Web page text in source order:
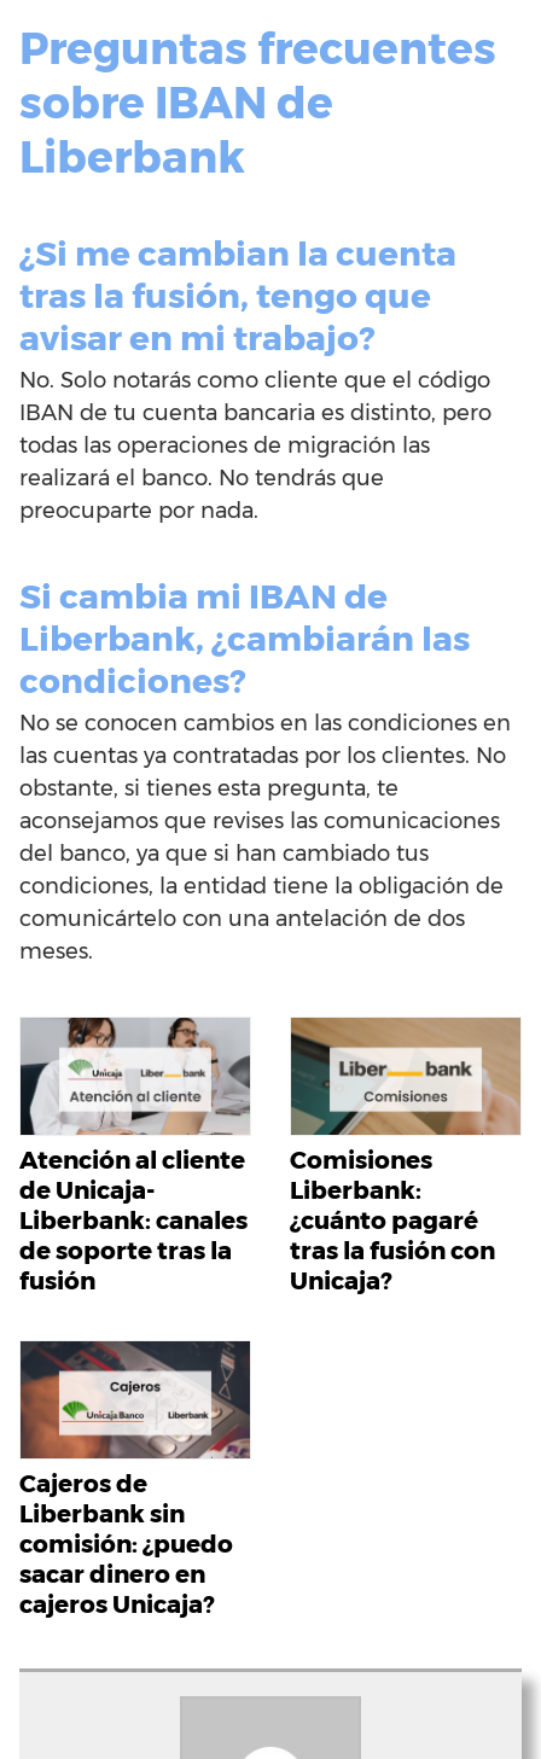
Preguntas frecuentes
sobre IBAN de
Liberbank
¿Si me cambian la cuenta
tras la fusión, tengo que
avisar en mi trabajo?
No. Solo notarás como cliente que el código
IBAN de tu cuenta bancaria es distinto, pero
todas las operaciones de migración las
realizará el banco. No tendrás que
preocuparte por nada.
Si cambia mi IBAN de
Liberbank, ¿cambiarán las
condiciones?
No se conocen cambios en las condiciones en
las cuentas ya contratadas por los clientes. No
obstante, si tienes esta pregunta, te
aconsejamos que revises las comunicaciones
del banco, ya que si han cambiado tus
condiciones, la entidad tiene la obligación de
comunicártelo con una antelación de dos
meses.
Atención al cliente
de Unicaja-
Liberbank: canales
de soporte tras la
fusión
Comisiones
Liberbank:
¿cuánto pagaré
tras la fusión con
Unicaja?
Cajeros de
Liberbank sin
comisión: ¿puedo
sacar dinero en
cajeros Unicaja?